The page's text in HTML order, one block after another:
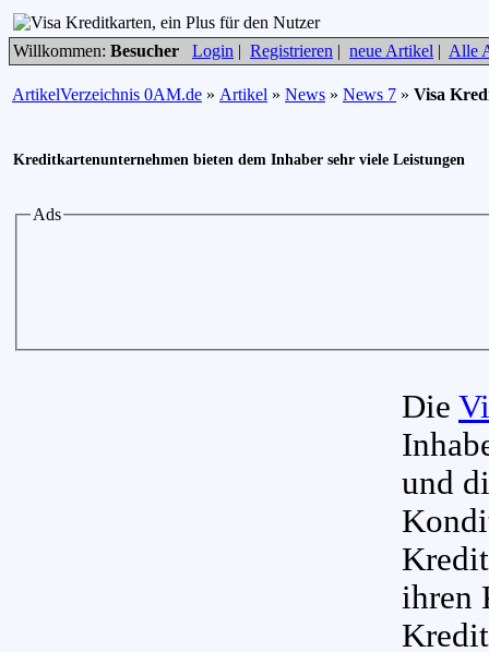
Willkommen: Besucher Login | Registrieren | neue Artikel | Alle
ArtikelVerzeichnis 0AM.de » Artikel » News » News 7 » Visa
Kreditkartenunternehmen bieten dem Inhaber sehr viele Leistungen
Ads
Die
und
ihren